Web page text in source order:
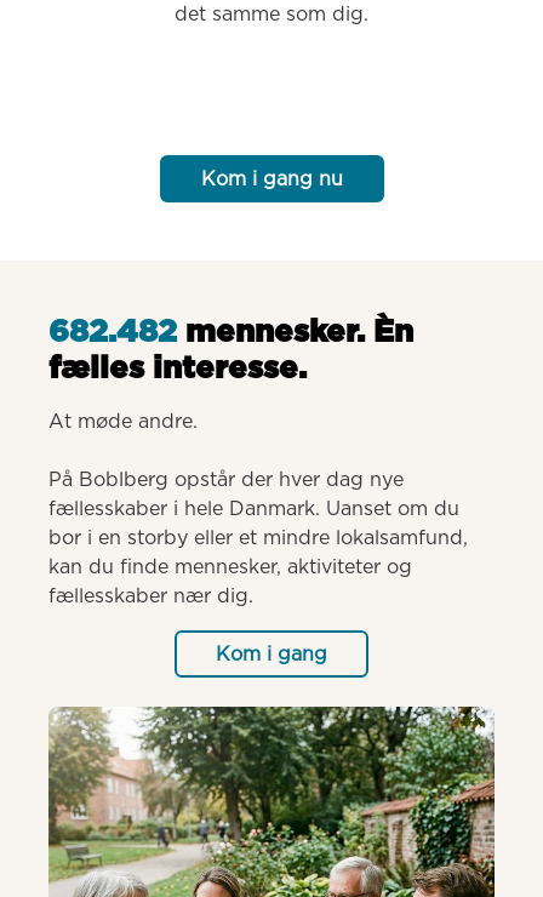
det samme som dig.
Kom i gang nu
682.482 mennesker. Èn
fælles interesse.
At møde andre.
På Boblberg opstår der hver dag nye
fællesskaber i hele Danmark. Uanset om du
bor i en storby eller et mindre lokalsamfund,
kan du finde mennesker, aktiviteter og
fællesskaber nær dig.
Kom i gang